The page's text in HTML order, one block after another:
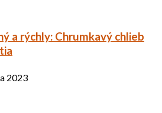
a rýchly: Chrumkavý chlieb
2023